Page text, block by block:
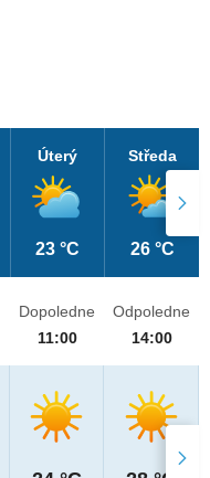
Úterý
23 °C
Středa
26 °C
Dopoledne
11:00
Odpoledne
14:00